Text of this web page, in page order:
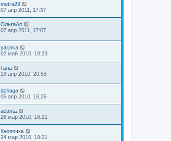
metra29
07 апр 2011, 17:37
ОльгаАр
07 апр 2011, 17:07
yarjnka
02 май 2010, 18:23
Гала
19 апр 2010, 20:53
dzhaga
05 апр 2010, 15:25
acanta
28 мар 2010, 16:21
Кнопочка
24 мар 2010, 19:21